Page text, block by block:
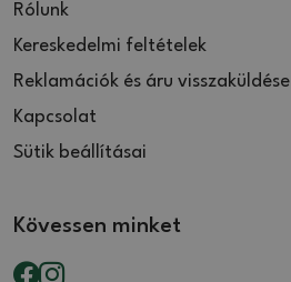
Rólunk
Kereskedelmi feltételek
Reklamációk és áru visszaküldése
Kapcsolat
Sütik beállításai
Kövessen minket